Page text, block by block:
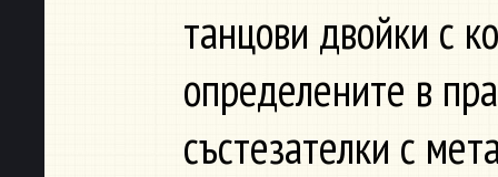
танцови двойки с
определените в
състезателки с